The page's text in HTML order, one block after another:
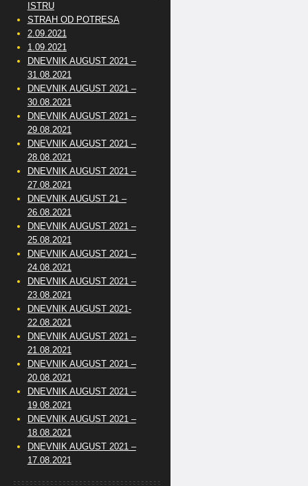
ISTRU
STRAH OD POTRESA
2.09.2021
1.09.2021
DNEVNIK AUGUST 2021 –
31.08.2021
DNEVNIK AUGUST 2021 –
30.08.2021
DNEVNIK AUGUST 2021 –
29.08.2021
DNEVNIK AUGUST 2021 –
28.08.2021
DNEVNIK AUGUST 2021 –
27.08.2021
DNEVNIK AUGUST 21 –
26.08.2021
DNEVNIK AUGUST 2021 –
25.08.2021
DNEVNIK AUGUST 2021 –
24.08.2021
DNEVNIK AUGUST 2021 –
23.08.2021
DNEVNIK AUGUST 2021-
22.08.2021
DNEVNIK AUGUST 2021 –
21.08.2021
DNEVNIK AUGUST 2021 –
20.08.2021
DNEVNIK AUGUST 2021 –
19.08.2021
DNEVNIK AUGUST 2021 –
18.08.2021
DNEVNIK AUGUST 2021 –
17.08.2021